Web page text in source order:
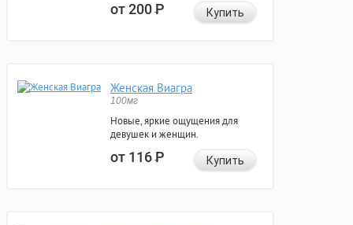
от 200Р Купить
Женская Виагра
100мг
Новые, яркие ощущения для
девушек и женщин.
от 116Р Купить